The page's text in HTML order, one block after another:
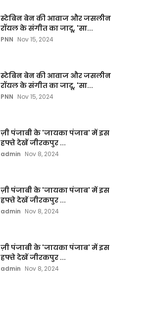
स्टेबिन बेन की आवाज और जसलीन
रॉयल के संगीत का जादू, 'सा...
PNN Nov 15, 2024
स्टेबिन बेन की आवाज और जसलीन
रॉयल के संगीत का जादू, 'सा...
PNN Nov 15, 2024
ज़ी पंजाबी के 'जायका पंजाब' में इस
हफ्ते देखें जीरकपुर ...
admin Nov 8, 2024
ज़ी पंजाबी के 'जायका पंजाब' में इस
हफ्ते देखें जीरकपुर ...
admin Nov 8, 2024
ज़ी पंजाबी के 'जायका पंजाब' में इस
हफ्ते देखें जीरकपुर ...
admin Nov 8, 2024